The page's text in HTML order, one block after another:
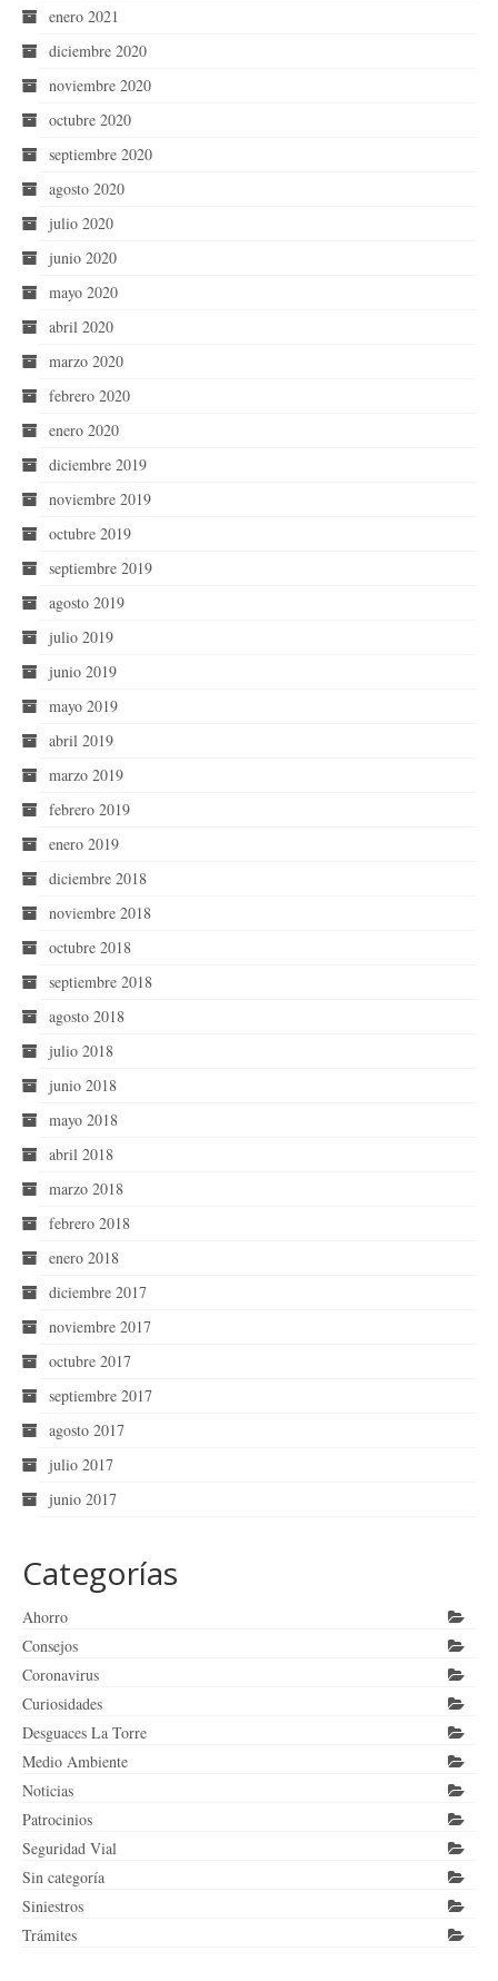
enero 2021
diciembre 2020
noviembre 2020
octubre 2020
septiembre 2020
agosto 2020
julio 2020
junio 2020
mayo 2020
abril 2020
marzo 2020
febrero 2020
enero 2020
diciembre 2019
noviembre 2019
octubre 2019
septiembre 2019
agosto 2019
julio 2019
junio 2019
mayo 2019
abril 2019
marzo 2019
febrero 2019
enero 2019
diciembre 2018
noviembre 2018
octubre 2018
septiembre 2018
agosto 2018
julio 2018
junio 2018
mayo 2018
abril 2018
marzo 2018
febrero 2018
enero 2018
diciembre 2017
noviembre 2017
octubre 2017
septiembre 2017
agosto 2017
julio 2017
junio 2017
Categorías
Ahorro
Consejos
Coronavirus
Curiosidades
Desguaces La Torre
Medio Ambiente
Noticias
Patrocinios
Seguridad Vial
Sin categoría
Siniestros
Trámites